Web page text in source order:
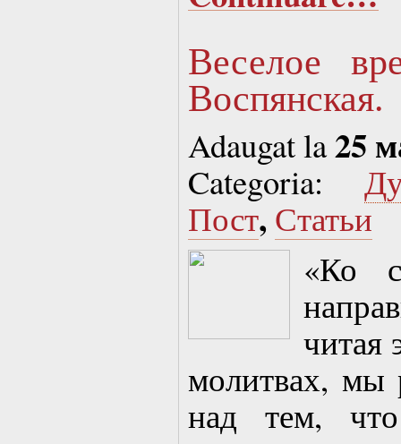
Веселое
Воспянская.
Adaugat la25
Categoria:
Пост, Статьи
«Ко
читая
молитвах, мы
над тем,